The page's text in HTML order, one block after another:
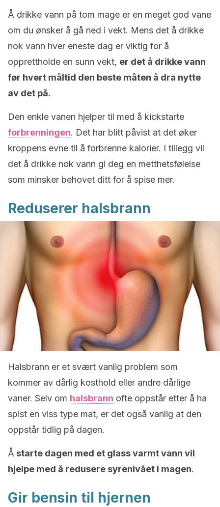
Å drikke vann på tom mage er en meget god vane
om du ønsker å gå ned i vekt. Mens det å drikke
nok vann hver eneste dag er viktig for å
opprettholde en sunn vekt, er det å drikke vann
før hvert måltid den beste måten å dra nytte
av det på.
Den enkle vanen hjelper til med å kickstarte
forbrenningen. Det har blitt påvist at det øker
kroppens evne til å forbrenne kalorier. I tillegg vil
det å drikke nok vann gi deg en metthetsfølelse
som minsker behovet ditt for å spise mer.
Reduserer halsbrann
Halsbrann er et svært vanlig problem som
kommer av dårlig kosthold eller andre dårlige
vaner. Selv om halsbrann ofte oppstår etter å ha
spist en viss type mat, er det også vanlig at den
oppstår tidlig på dagen.
Å starte dagen med et glass varmt vann vil
hjelpe med å redusere syrenivået i magen.
Gir bensin til hjernen